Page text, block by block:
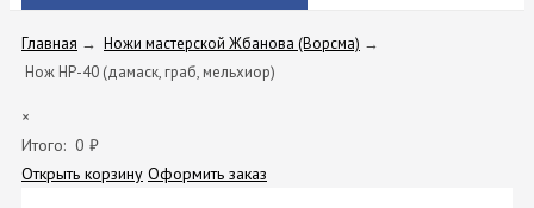
Главная → Ножи мастерской Жбанова (Ворсма) →
Нож НР-40 (дамаск, граб, мельхиор)
×
Итого: 0 ₽
Открыть корзину Оформить заказ